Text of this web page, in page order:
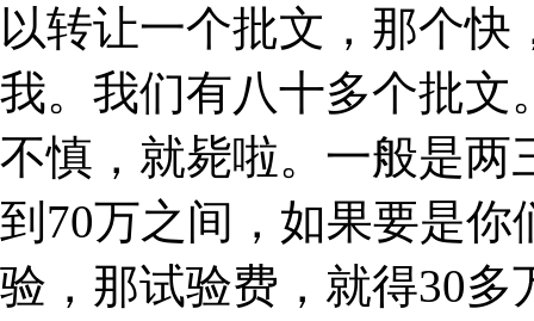
以转让一个批文，那个
我。我们有八十多个批文
不慎，就毙啦。一般是两
到70万之间，如果要是
验，那试验费，就得30